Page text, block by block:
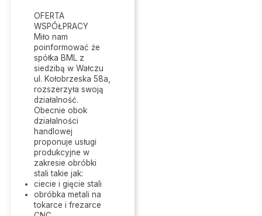
OFERTA
WSPÓŁPRACY
Miło nam
poinformować że
spółka BML z
siedzibą w Wałczu
ul. Kołobrzeska 58a,
rozszerzyła swoją
działalność.
Obecnie obok
działalności
handlowej
proponuje usługi
produkcyjne w
zakresie obróbki
stali takie jak:
ciecie i gięcie stali
obróbka metali na
tokarce i frezarce